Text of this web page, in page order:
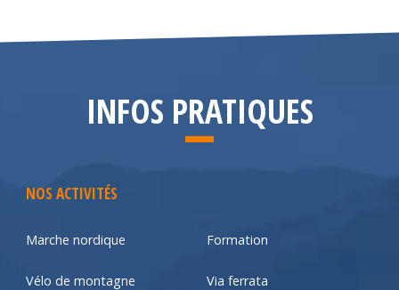
INFOS PRATIQUES
NOS ACTIVITÉS
Marche nordique Formation
Vélo de montagne Via ferrata